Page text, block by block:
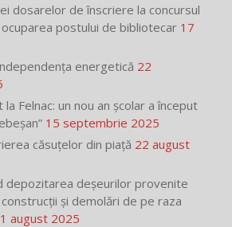
dosarelor de înscriere la concursul
postului de bibliotecar 17
energetică 22
la Felnac: un nou an școlar a început
15 septembrie 2025
căsuțelor din piață 22 august
depozitarea deșeurilor provenite
și demolări de pe raza
august 2025